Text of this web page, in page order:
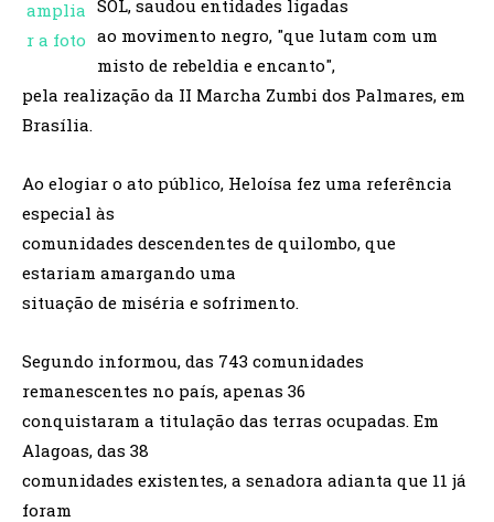
SOL, saudou entidades ligadas
ao movimento negro, "que lutam com um
misto de rebeldia e encanto",
pela realização da II Marcha Zumbi dos Palmares, em
Brasília.
Ao elogiar o ato público, Heloísa fez uma referência
especial às
comunidades descendentes de quilombo, que
estariam amargando uma
situação de miséria e sofrimento.
Segundo informou, das 743 comunidades
remanescentes no país, apenas 36
conquistaram a titulação das terras ocupadas. Em
Alagoas, das 38
comunidades existentes, a senadora adianta que 11 já
foram